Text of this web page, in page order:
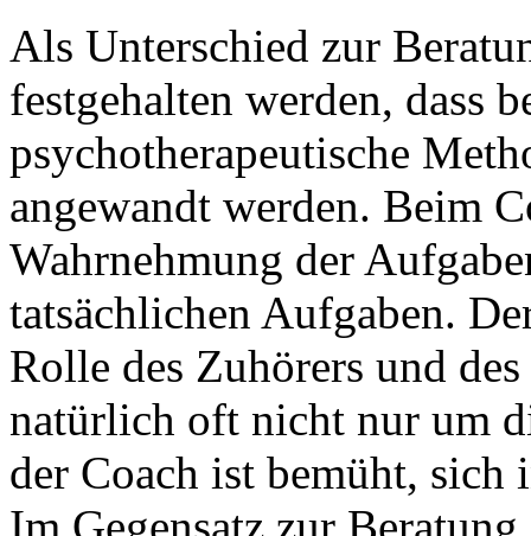
Als Unterschied zur
festgehalten werden, dass
psychotherapeutische
angewandt werden. Beim
Wahrnehmung der
tatsächlichen Aufgaben.
Rolle des Zuhörers und
natürlich oft nicht nur um
der Coach ist bemüht, sich
Im Gegensatz zur